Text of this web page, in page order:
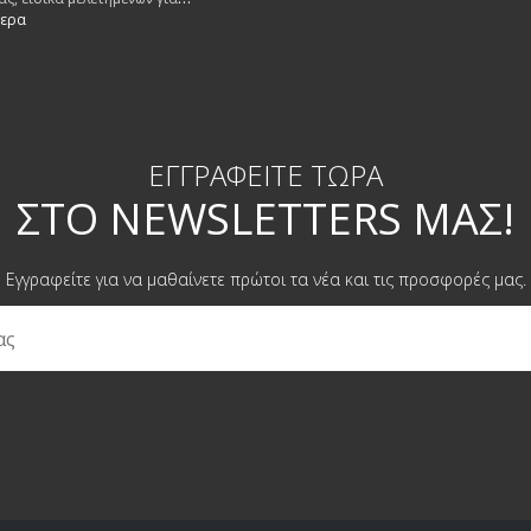
κραδασμων. Καθε ραφι
ΕΓΓΡΑΦΕΊΤΕ ΤΏΡΑ
ΣΤΟ NEWSLETTERS ΜΑΣ!
Εγγραφείτε για να μαθαίνετε πρώτοι τα νέα και τις προσφορές μας.